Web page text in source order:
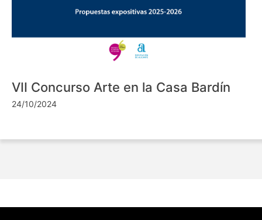
VII Concurso Arte en la Casa Bardín
24/10/2024